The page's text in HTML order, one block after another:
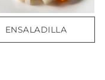
ENSALADILLA